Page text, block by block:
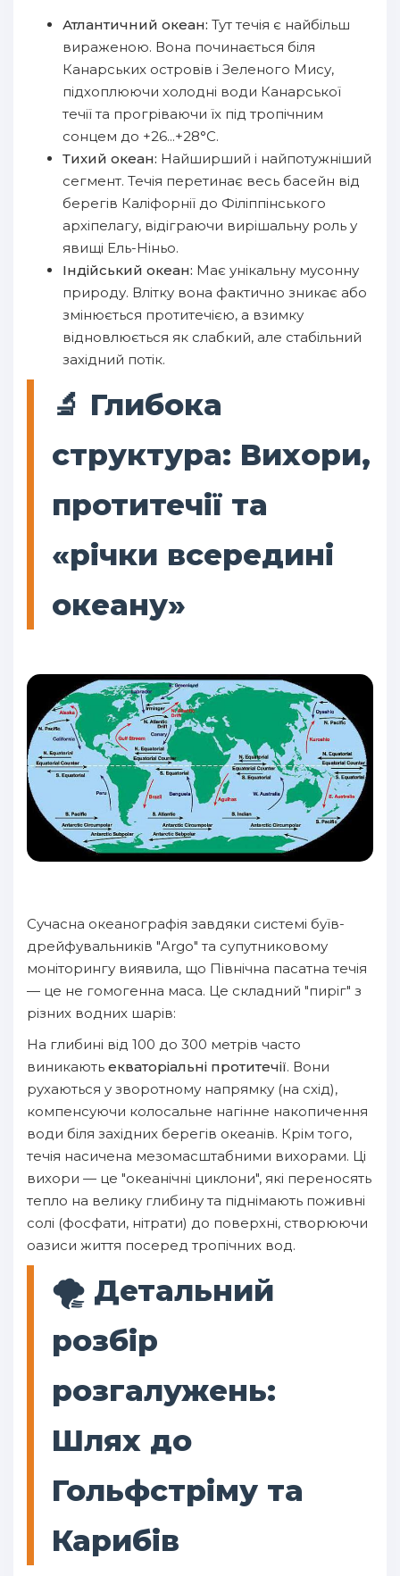
Атлантичний океан: Тут течія є найбільш
вираженою. Вона починається біля
Канарських островів і Зеленого Мису,
підхоплюючи холодні води Канарської
течії та прогріваючи їх під тропічним
сонцем до +26...+28°C.
Тихий океан: Найширший і найпотужніший
сегмент. Течія перетинає весь басейн від
берегів Каліфорнії до Філіппінського
архіпелагу, відіграючи вирішальну роль у
явищі Ель-Ніньо.
Індійський океан: Має унікальну мусонну
природу. Влітку вона фактично зникає або
змінюється протитечією, а взимку
відновлюється як слабкий, але стабільний
західний потік.
🔬 Глибока
структура: Вихори,
протитечії та
«річки всередині
океану»
Сучасна океанографія завдяки системі буїв-
дрейфувальників "Argo" та супутниковому
моніторингу виявила, що Північна пасатна течія
— це не гомогенна маса. Це складний "пиріг" з
різних водних шарів:
На глибині від 100 до 300 метрів часто
виникають екваторіальні протитечії. Вони
рухаються у зворотному напрямку (на схід),
компенсуючи колосальне нагінне накопичення
води біля західних берегів океанів. Крім того,
течія насичена мезомасштабними вихорами. Ці
вихори — це "океанічні циклони", які переносять
тепло на велику глибину та піднімають поживні
солі (фосфати, нітрати) до поверхні, створюючи
оазиси життя посеред тропічних вод.
🌪️ Детальний
розбір
розгалужень:
Шлях до
Гольфстріму та
Карибів